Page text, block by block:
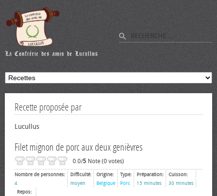
Recette proposée par
Lucullus
Filet mignon de porc aux deux genièvres
0.0/5 Note (0 votes)
Nombre de personnes:
4
Difficulté:
moyen
Origine:
Belgique
Type:
Porc
Préparation:
15 minutes
Cuisson:
30 minutes
Repos: